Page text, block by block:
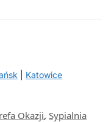
Katowice
Okazji, Sypialnia